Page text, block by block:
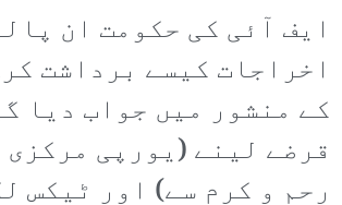
ایف آئی کی حکومت ان
اخراجات کیسے برداشت
کے منشور میں جواب دیا
قرضے لینے (یورپی
رحم و کرم سے) اور ٹیکس